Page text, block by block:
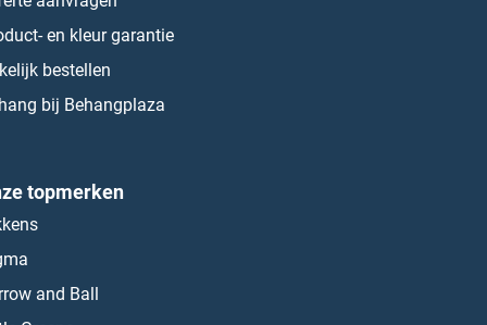
en kleur garantie
bestellen
bij Behangplaza
topmerken
and Ball